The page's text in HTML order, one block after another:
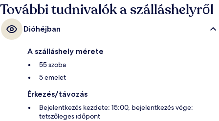
További tudnivalók a szálláshelyről
Dióhéjban
A szálláshely mérete
55 szoba
5 emelet
Érkezés/távozás
Bejelentkezés kezdete: 15:00, bejelentkezés vége:
tetszőleges időpont